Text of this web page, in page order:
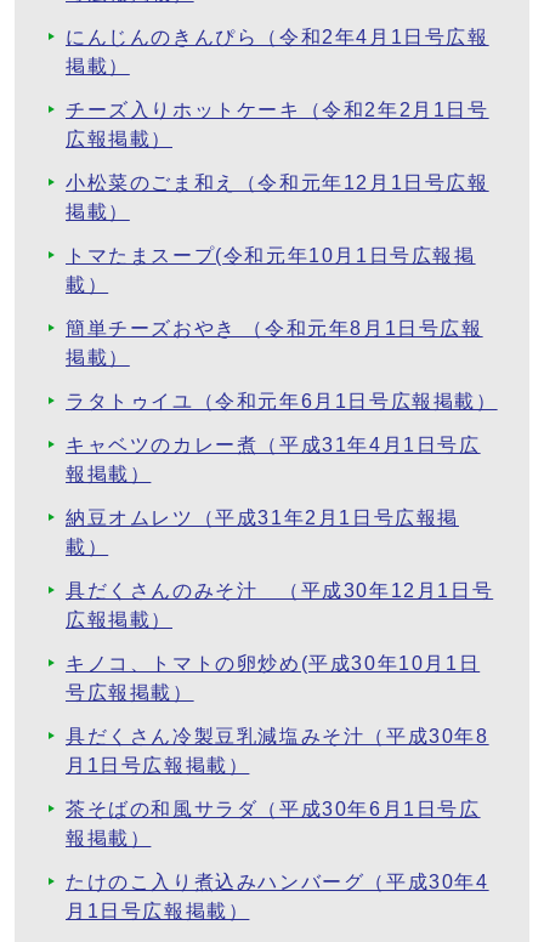
にんじんのきんぴら（令和2年4月1日号広報
掲載）
チーズ入りホットケーキ（令和2年2月1日号
広報掲載）
小松菜のごま和え（令和元年12月1日号広報
掲載）
トマたまスープ(令和元年10月1日号広報掲
載）
簡単チーズおやき （令和元年8月1日号広報
掲載）
ラタトゥイユ（令和元年6月1日号広報掲載）
キャベツのカレー煮（平成31年4月1日号広
報掲載）
納豆オムレツ（平成31年2月1日号広報掲
載）
具だくさんのみそ汁 （平成30年12月1日号
広報掲載）
キノコ、トマトの卵炒め(平成30年10月1日
号広報掲載）
具だくさん冷製豆乳減塩みそ汁（平成30年8
月1日号広報掲載）
茶そばの和風サラダ（平成30年6月1日号広
報掲載）
たけのこ入り煮込みハンバーグ（平成30年4
月1日号広報掲載）